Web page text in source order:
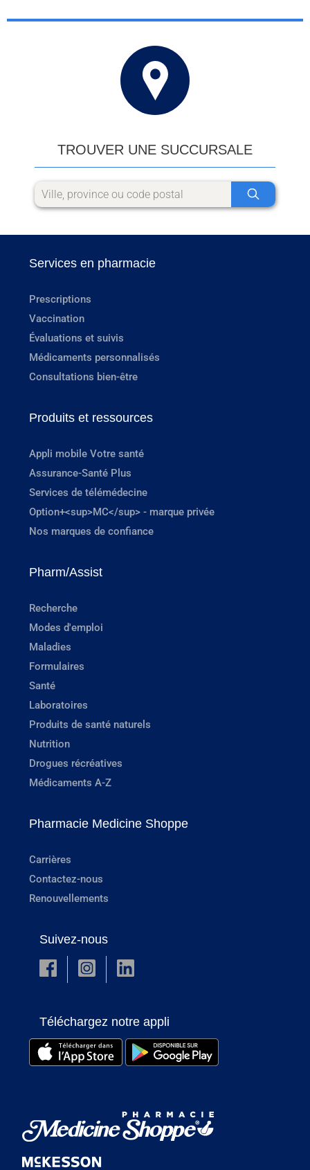
TROUVER UNE SUCCURSALE
Services en pharmacie
Prescriptions
Vaccination
Évaluations et suivis
Médicaments personnalisés
Consultations bien-être
Produits et ressources
Appli mobile Votre santé
Assurance-Santé Plus
Services de télémédecine
Option+<sup>MC</sup> - marque privée
Nos marques de confiance
Pharm/Assist
Recherche
Modes d'emploi
Maladies
Formulaires
Santé
Laboratoires
Produits de santé naturels
Nutrition
Drogues récréatives
Médicaments A-Z
Pharmacie Medicine Shoppe
Carrières
Contactez-nous
Renouvellements
Suivez-nous
Téléchargez notre appli